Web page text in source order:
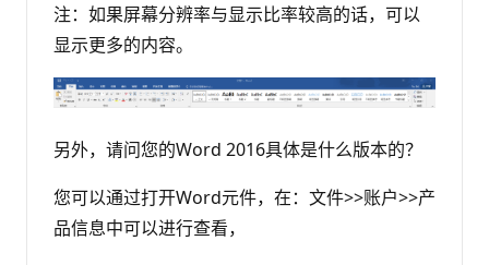
注：如果屏幕分辨率与显示比率较高的话，可以
显示更多的内容。
另外，请问您的Word 2016具体是什么版本的？
您可以通过打开Word元件，在：文件>>账户>>产
品信息中可以进行查看，